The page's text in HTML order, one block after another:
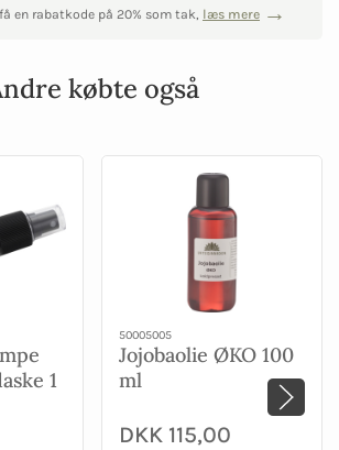
en rabatkode på 20% som tak, læs mere
købte også
1
50005005
Jojobaolie ØKO 100
ml
DKK 115,00